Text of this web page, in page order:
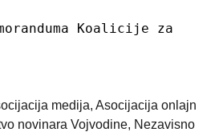
medija, Asocijacija onlajn
novinara Vojvodine, Nezavisno